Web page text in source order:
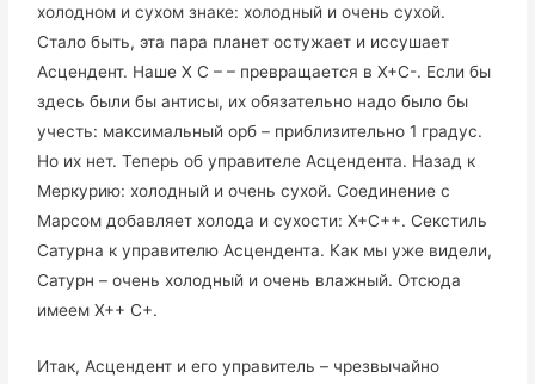
холодном и сухом знаке: холодный и очень сухой.
Стало быть, эта пара планет остужает и иссушает
Асцендент. Наше Х С – – превращается в Х+С-. Если бы
здесь были бы антисы, их обязательно надо было бы
учесть: максимальный орб – приблизительно 1 градус.
Но их нет. Теперь об управителе Асцендента. Назад к
Меркурию: холодный и очень сухой. Соединение с
Марсом добавляет холода и сухости: Х+С++. Секстиль
Сатурна к управителю Асцендента. Как мы уже видели,
Сатурн – очень холодный и очень влажный. Отсюда
имеем Х++ С+.
Итак, Асцендент и его управитель – чрезвычайно